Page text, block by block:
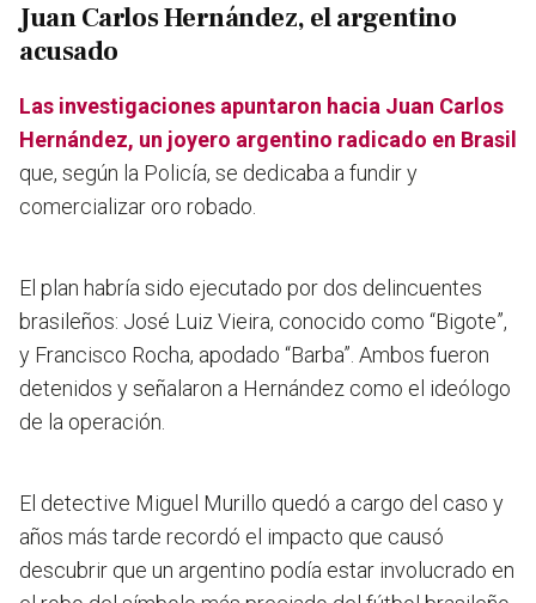
Juan Carlos Hernández, el argentino
acusado
Las investigaciones apuntaron hacia Juan Carlos
Hernández, un joyero argentino radicado en Brasil
que, según la Policía, se dedicaba a fundir y
comercializar oro robado.
El plan habría sido ejecutado por dos delincuentes
brasileños: José Luiz Vieira, conocido como “Bigote”,
y Francisco Rocha, apodado “Barba”. Ambos fueron
detenidos y señalaron a Hernández como el ideólogo
de la operación.
El detective Miguel Murillo quedó a cargo del caso y
años más tarde recordó el impacto que causó
descubrir que un argentino podía estar involucrado en